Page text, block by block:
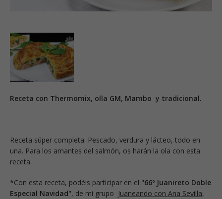
Receta con Thermomix, olla GM, Mambo y tradicional.
Receta súper completa: Pescado, verdura y lácteo, todo en
una. Para los amantes del salmón, os harán la ola con esta
receta.
*Con esta receta, podéis participar en el "66º Juanireto Doble
Especial Navidad", de mi grupo Juaneando con Ana Sevilla,